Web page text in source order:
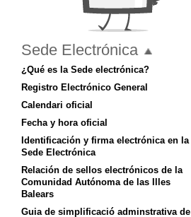
Sede Electrónica
¿Qué es la Sede electrónica?
Registro Electrónico General
Calendari oficial
Fecha y hora oficial
Identificación y firma electrónica en la
Sede Electrónica
Relación de sellos electrónicos de la
Comunidad Autónoma de las Illes
Balears
Guia de simplificació adminstrativa de